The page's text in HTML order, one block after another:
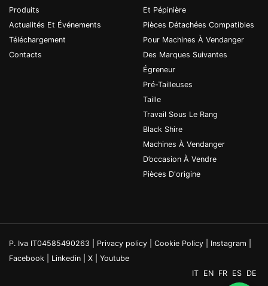
Produits
Actualités Et Événements
Téléchargement
Contacts
Et Pépinière
Pièces Détachées Compatibles
Pour Machines À Vendanger
Des Marques Suivantes
Égreneur
Pré-Tailleuses
Taille
Travail Sous Le Rang
Black Shire
Machines À Vendanger
D’occasion À Vendre
Pièces D'origine
P. Iva IT04585490263 | Privacy policy Cookie Policy Instagram
Facebook
Linkedin X
Youtube
IT EN FR ES DE